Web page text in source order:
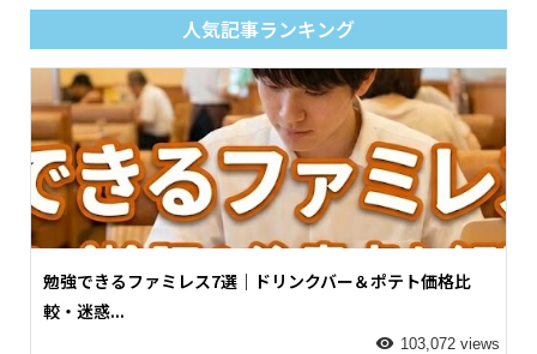
人気記事ランキング
勉強できるファミレス7選｜ドリンクバー＆ポテト価格比
較・迷惑...
103,072 views